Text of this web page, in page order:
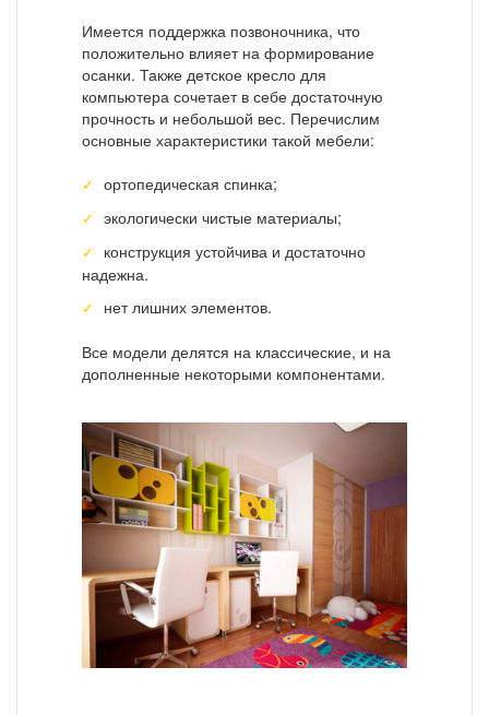
Имеется поддержка позвоночника, что
положительно влияет на формирование
осанки. Также детское кресло для
компьютера сочетает в себе достаточную
прочность и небольшой вес. Перечислим
основные характеристики такой мебели:
ортопедическая спинка;
экологически чистые материалы;
конструкция устойчива и достаточно
надежна.
нет лишних элементов.
Все модели делятся на классические, и на
дополненные некоторыми компонентами.